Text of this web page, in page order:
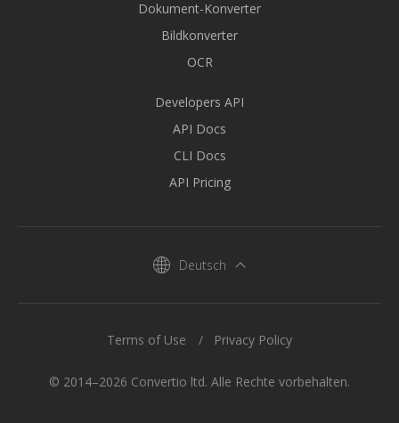
Dokument-Konverter
Bildkonverter
OCR
Developers API
API Docs
CLI Docs
API Pricing
Deutsch
© 2014–2026 Convertio ltd. Alle Rechte vorbehalten.
Terms of Use Privacy Policy